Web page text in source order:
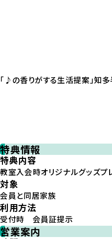
「♪の香りがする生活提案」知
特典情報
特典内容
教室入会時オリジナルグッズプ
対象
会員と同居家族
利用方法
受付時 会員証提示
営業案内